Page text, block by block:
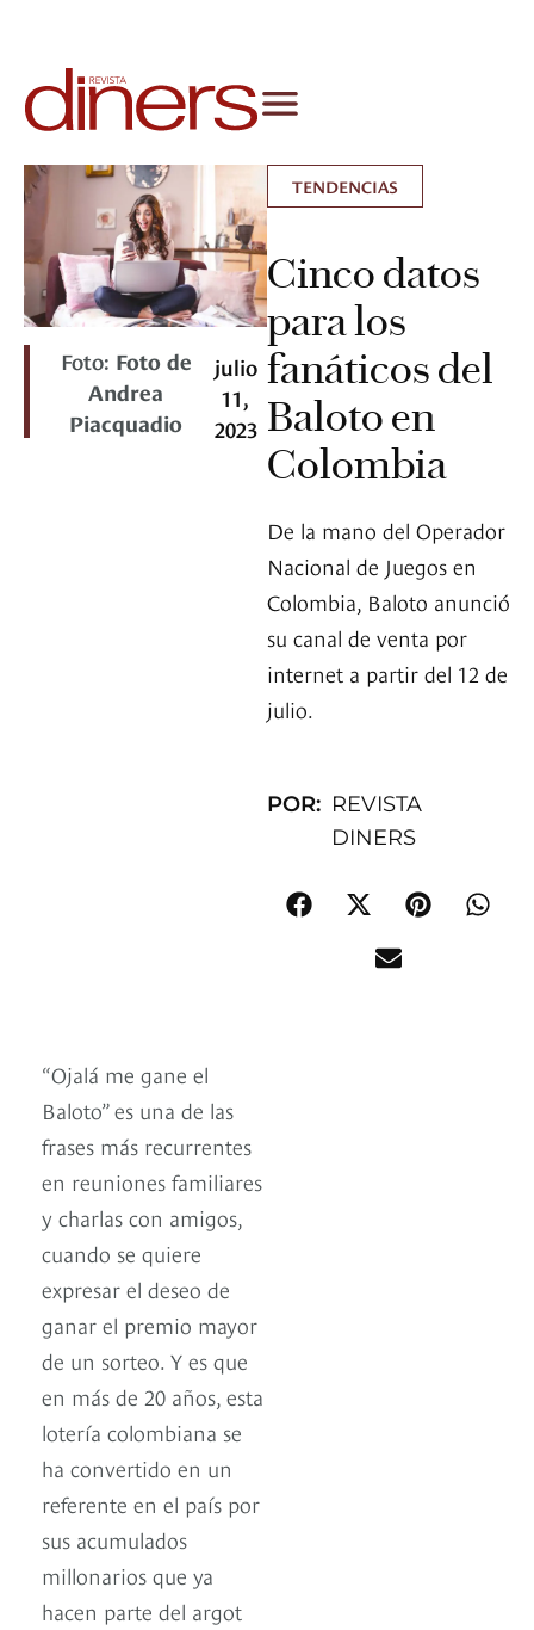
Foto: Foto de
Andrea
Piacquadio
julio
11,
2023
TENDENCIAS
Cinco datos
para los
fanáticos del
Baloto en
Colombia
De la mano del Operador
Nacional de Juegos en
Colombia, Baloto anunció
su canal de venta por
internet a partir del 12 de
julio.
POR: REVISTA
DINERS
“Ojalá me gane el
Baloto” es una de las
frases más recurrentes
en reuniones familiares
y charlas con amigos,
cuando se quiere
expresar el deseo de
ganar el premio mayor
de un sorteo. Y es que
en más de 20 años, esta
lotería colombiana se
ha convertido en un
referente en el país por
sus acumulados
millonarios que ya
hacen parte del argot